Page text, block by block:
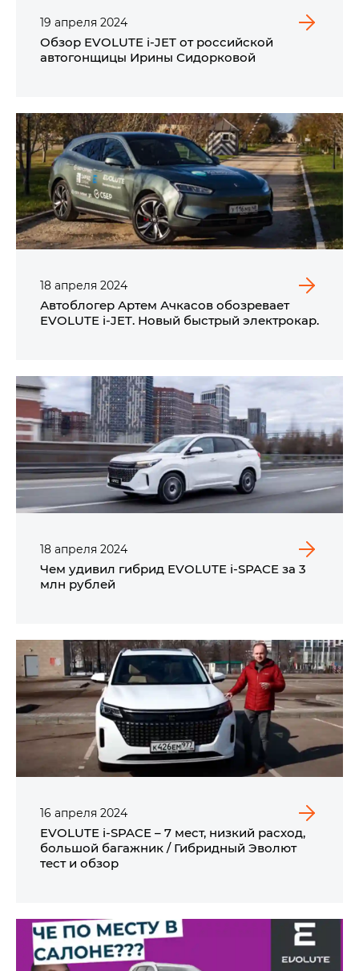
19 апреля 2024
Обзор EVOLUTE i‑JET от российской
автогонщицы Ирины Сидорковой
18 апреля 2024
Автоблогер Артем Ачкасов обозревает
EVOLUTE i‑JET. Новый быстрый электрокар.
18 апреля 2024
Чем удивил гибрид EVOLUTE i‑SPACE за 3
млн рублей
16 апреля 2024
EVOLUTE i‑SPACE – 7 мест, низкий расход,
большой багажник / Гибридный Эволют
тест и обзор